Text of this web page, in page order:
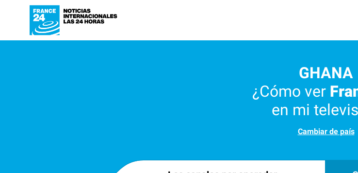
GHANA
¿Cómo ver
en mi
Cambiar de país